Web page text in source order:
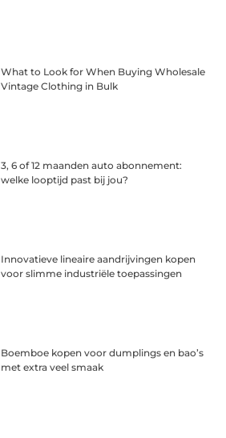
What to Look for When Buying Wholesale
Vintage Clothing in Bulk
3, 6 of 12 maanden auto abonnement:
welke looptijd past bij jou?
Innovatieve lineaire aandrijvingen kopen
voor slimme industriële toepassingen
Boemboe kopen voor dumplings en bao’s
met extra veel smaak